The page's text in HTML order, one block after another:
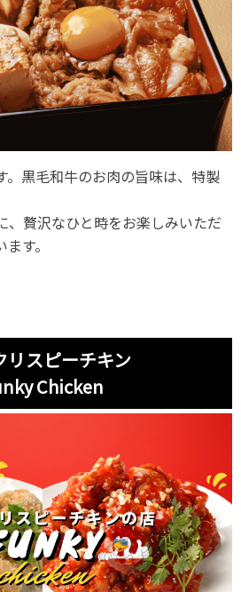
。黒毛和牛のお肉の旨味は、特製
、贅沢なひと時をお楽しみいただ
す。
リスピーチキン
Chicken